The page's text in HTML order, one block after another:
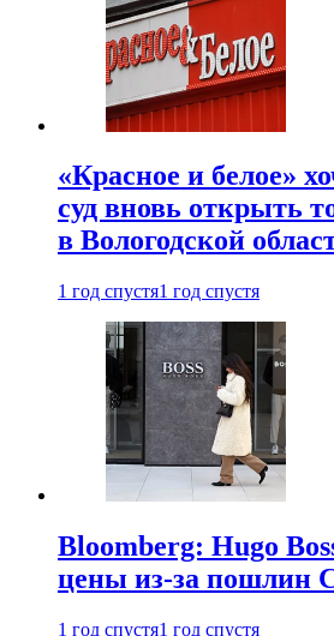
«Красное и белое»
суд вновь открыть
в Вологодской
1 год спустя1 год спустя
Bloomberg: Hugo
цены из-за
1 год спустя1 год спустя